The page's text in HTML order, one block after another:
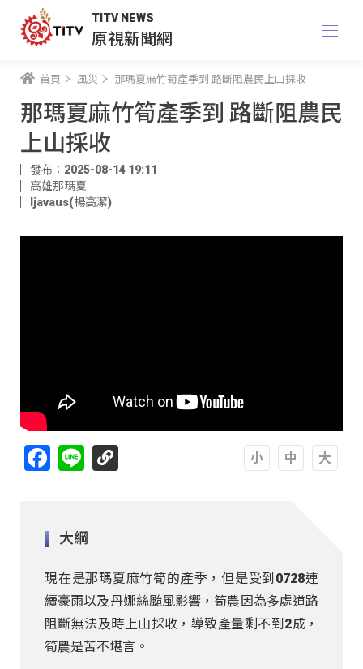
TITV NEWS
原視新聞網
首頁 風災 那瑪夏麻竹筍產季到 路斷阻農民上山採收
那瑪夏麻竹筍產季到 路斷阻農民
上山採收
發布：2025-08-14 19:11
高雄那瑪夏
ljavaus(楊高潔)
Facebook
Line
大綱
現在是那瑪夏麻竹筍的產季，但是受到0728連
續豪雨以及丹娜絲颱風影響，筍農因為多處道路
阻斷無法及時上山採收，導致產量剩不到2成，
筍農是苦不堪言。